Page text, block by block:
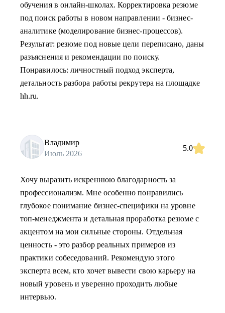
обучения в онлайн-школах. Корректировка резюме
под поиск работы в новом направлении - бизнес-
аналитике (моделирование бизнес-процессов).
Результат: резюме под новые цели переписано, даны
разъяснения и рекомендации по поиску.
Понравилось: личностный подход эксперта,
детальность разбора работы рекрутера на площадке
hh.ru.
Владимир
Июль 2026
5.0
Хочу выразить искреннюю благодарность за
профессионализм. Мне особенно понравились
глубокое понимание бизнес-специфики на уровне
топ-менеджмента и детальная проработка резюме с
акцентом на мои сильные стороны. Отдельная
ценность - это разбор реальных примеров из
практики собеседований. Рекомендую этого
эксперта всем, кто хочет вывести свою карьеру на
новый уровень и уверенно проходить любые
интервью.